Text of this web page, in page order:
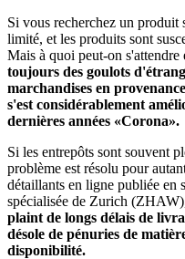
Si vous recherchez un
limité, et les produits sont
Mais à quoi peut-on
toujours des goulots
marchandises en
s'est considérablement
dernières années «Corona».
Si les entrepôts sont souvent
problème est résolu pour
détaillants en ligne publiée en
spécialisée de Zurich
plaint de longs délais de
désole de pénuries de
disponibilité.